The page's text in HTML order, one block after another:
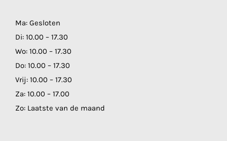
Ma: Gesloten
Di: 10.00 – 17.30
Wo: 10.00 – 17.30
Do: 10.00 – 17.30
Vrij: 10.00 – 17.30
Za: 10.00 – 17.00
Zo: Laatste van de maand